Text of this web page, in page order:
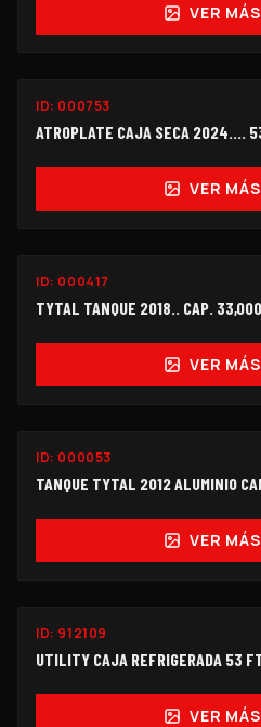
VER
ID: 000753
ATROPLATE CAJA SECA 2024....
VER
ID: 000417
TYTAL TANQUE 2018.. CAP.
VER
ID: 000053
TANQUE TYTAL 2012 ALUMINIO
VER
ID: 912109
UTILITY CAJA REFRIGERADA 53
VER